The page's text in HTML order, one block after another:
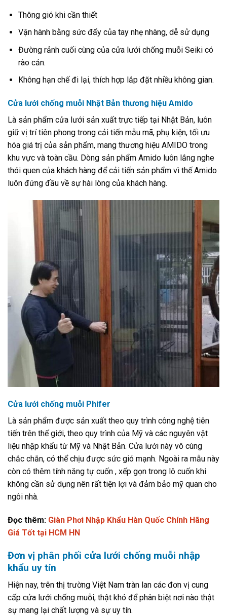
Thông gió khi cần thiết
Vận hành bằng sức đẩy của tay nhẹ nhàng, dễ sử dụng
Đường rảnh cuối cùng của cửa lưới chống muỗi Seiki có
rào cản.
Không hạn chế đi lại, thích hợp lắp đặt nhiều không gian.
Cửa lưới chống muỗi Nhật Bản thương hiệu Amido
Là sản phẩm cửa lưới sản xuất trực tiếp tại Nhật Bản, luôn
giữ vị trí tiên phong trong cải tiến mẫu mã, phụ kiện, tối ưu
hóa giá trị của sản phẩm, mang thương hiệu AMIDO trong
khu vực và toàn cầu. Dòng sản phẩm Amido luôn lắng nghe
thói quen của khách hàng để cải tiến sản phẩm vì thế Amido
luôn đứng đầu về sự hài lòng của khách hàng.
Cửa lưới chống muỗi Phifer
Là sản phẩm được sản xuất theo quy trình công nghệ tiên
tiến trên thế giới, theo quy trình của Mỹ và các nguyên vật
liệu nhập khẩu từ Mỹ và Nhật Bản. Cửa lưới này vô cùng
chắc chắn, có thể chịu được sức gió mạnh. Ngoài ra mẫu này
còn có thêm tính năng tự cuốn , xếp gọn trong lô cuốn khi
không cần sử dụng nên rất tiện lợi và đảm bảo mỹ quan cho
ngôi nhà.
Đọc thêm: Giàn Phơi Nhập Khẩu Hàn Quốc Chính Hãng
Giá Tốt tại HCM HN
Đơn vị phân phối cửa lưới chống muỗi nhập
khẩu uy tín
Hiện nay, trên thị trường Việt Nam tràn lan các đơn vị cung
cấp cửa lưới chống muỗi, thật khó để phân biệt nơi nào thật
sự mang lại chất lượng và sự uy tín.